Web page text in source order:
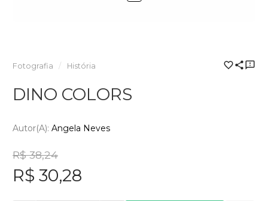
Fotografia História
DINO COLORS
Autor(a): Angela Neves
R$ 38,24
R$ 30,28